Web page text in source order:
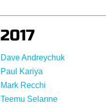
2017
Dave Andreychuk
Paul Kariya
Mark Recchi
Teemu Selanne